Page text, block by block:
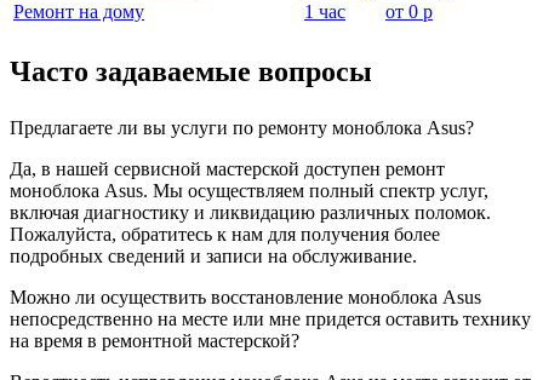
Ремонт на дому
1 час от 0 р
Часто задаваемые вопросы
Предлагаете ли вы услуги по ремонту моноблока Asus?
Да, в нашей сервисной мастерской доступен ремонт
моноблока Asus. Мы осуществляем полный спектр услуг,
включая диагностику и ликвидацию различных поломок.
Пожалуйста, обратитесь к нам для получения более
подробных сведений и записи на обслуживание.
Можно ли осуществить восстановление моноблока Asus
непосредственно на месте или мне придется оставить технику
на время в ремонтной мастерской?